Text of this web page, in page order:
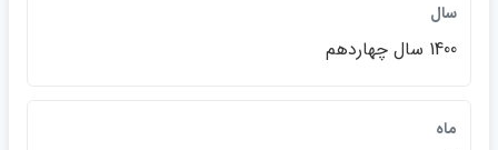
سال
1400 سال چهاردهم
ماه